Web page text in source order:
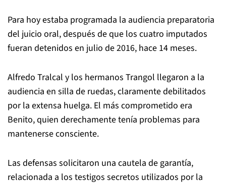
Para hoy estaba programada la audiencia preparatoria
del juicio oral, después de que los cuatro imputados
fueran detenidos en julio de 2016, hace 14 meses.
Alfredo Tralcal y los hermanos Trangol llegaron a la
audiencia en silla de ruedas, claramente debilitados
por la extensa huelga. El más comprometido era
Benito, quien derechamente tenía problemas para
mantenerse consciente.
Las defensas solicitaron una cautela de garantía,
relacionada a los testigos secretos utilizados por la